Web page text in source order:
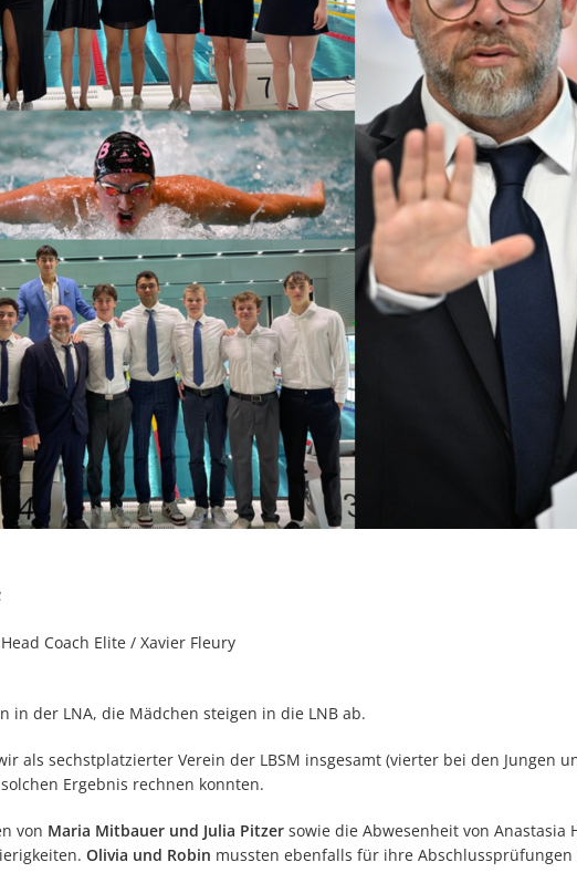
Coach Elite / Xavier Fleury
in der LNA, die Mädchen steigen in die LNB ab.
als sechstplatzierter Verein der LBSM insgesamt (vierter bei den Jungen
Ergebnis rechnen konnten.
von Maria Mitbauer und Julia Pitzer sowie die Abwesenheit von Anastasia
Olivia und Robin mussten ebenfalls für ihre Abschlussprüfungen